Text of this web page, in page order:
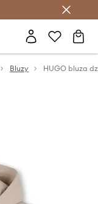
Bluzy HUGO bluza